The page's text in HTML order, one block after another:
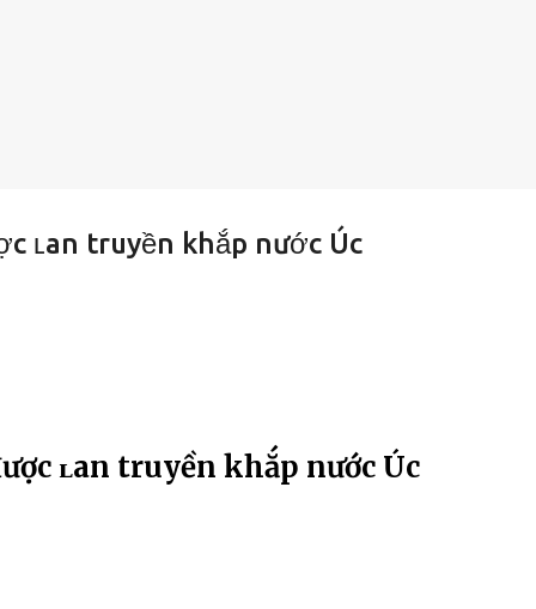
ʟan truyền khắp nước Úc
ʟan truyền khắp nước Úc